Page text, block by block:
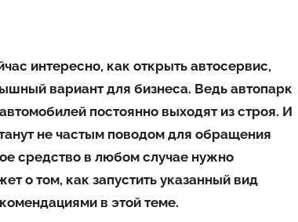
интересно, как открыть автосервис,
вариант для бизнеса. Ведь автопарк
постоянно выходят из строя. И
не частым поводом для обращения
средство в любом случае нужно
о том, как запустить указанный вид
в этой теме.